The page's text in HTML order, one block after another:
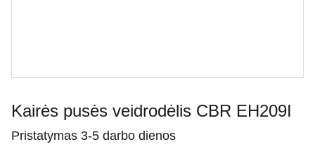
Kairės pusės veidrodėlis CBR EH209I
Pristatymas 3-5 darbo dienos